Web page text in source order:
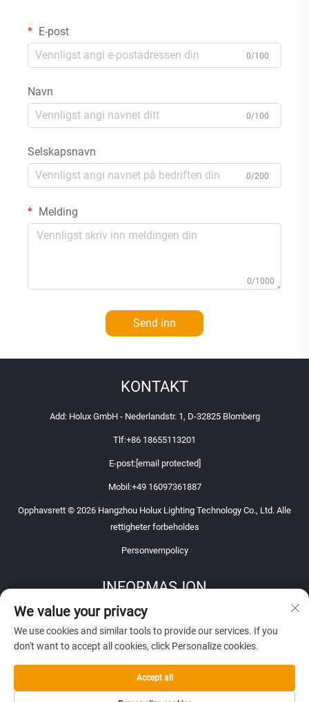
E-post
0/100
Navn
0/100
Selskapsnavn
0/200
Melding
0/1000
Send inn
KONTAKT
Add: Holux GmbH - Nederlandstr. 1, D-32825 Blomberg
Tlf:+86 18655113201
E-post:[email protected]
Mobil:+49 16097361887
Opphavsrett © 2026 Hangzhou Holux Lighting Technology Co., Ltd. Alle
rettigheter forbeholdes
Personvernpolicy
INFORMASJON
Registrer deg for å motta vårt ukentlige nyhetsbrev
Send inn
We value your privacy
We use cookies and similar tools to provide our services. If you
don't want to accept all cookies, click Personalize cookies.
Accept all